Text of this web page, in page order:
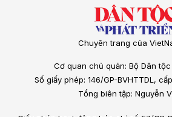
Chuyên trang của
Cơ quan chủ quản: Bộ Dân
Số giấy phép: 146/GP-BVHTTDL,
Tổng biên tập: Nguyễn